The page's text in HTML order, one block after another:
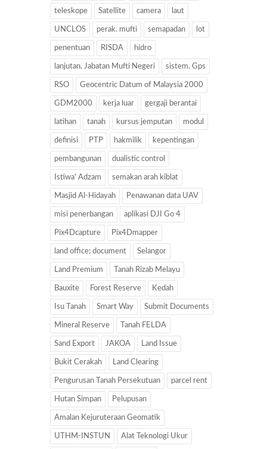
teleskope Satellite camera laut
UNCLOS perak. mufti semapadan lot
penentuan RISDA hidro
lanjutan. Jabatan Mufti Negeri sistem. Gps
RSO Geocentric Datum of Malaysia 2000
GDM2000 kerja luar gergaji berantai
latihan tanah kursus jemputan modul
definisi PTP hakmilik kepentingan
pembangunan dualistic control
Istiwa' Adzam semakan arah kiblat
Masjid Al-Hidayah Penawanan data UAV
misi penerbangan aplikasi DJI Go 4
Pix4Dcapture Pix4Dmapper
land office; document Selangor
Land Premium Tanah Rizab Melayu
Bauxite Forest Reserve Kedah
Isu Tanah Smart Way Submit Documents
Mineral Reserve Tanah FELDA
Sand Export JAKOA Land Issue
Bukit Cerakah Land Clearing
Pengurusan Tanah Persekutuan parcel rent
Hutan Simpan Pelupusan
Amalan Kejuruteraan Geomatik
UTHM-INSTUN Alat Teknologi Ukur